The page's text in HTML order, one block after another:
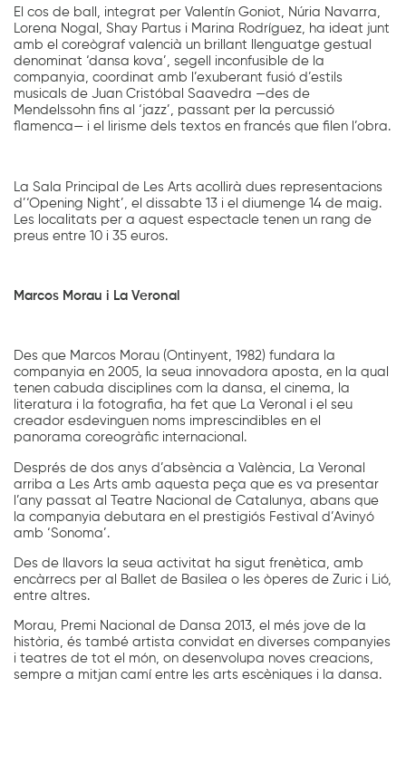
El cos de ball, integrat per Valentín Goniot, Núria Navarra,
Lorena Nogal, Shay Partus i Marina Rodríguez, ha ideat junt
amb el coreògraf valencià un brillant llenguatge gestual
denominat ‘dansa kova’, segell inconfusible de la
companyia, coordinat amb l’exuberant fusió d’estils
musicals de Juan Cristóbal Saavedra —des de
Mendelssohn fins al ‘jazz’, passant per la percussió
flamenca— i el lirisme dels textos en francés que filen l’obra.
La Sala Principal de Les Arts acollirà dues representacions
d’‘Opening Night’, el dissabte 13 i el diumenge 14 de maig.
Les localitats per a aquest espectacle tenen un rang de
preus entre 10 i 35 euros.
Marcos Morau i La Veronal
Des que Marcos Morau (Ontinyent, 1982) fundara la
companyia en 2005, la seua innovadora aposta, en la qual
tenen cabuda disciplines com la dansa, el cinema, la
literatura i la fotografia, ha fet que La Veronal i el seu
creador esdevinguen noms imprescindibles en el
panorama coreogràfic internacional.
Després de dos anys d’absència a València, La Veronal
arriba a Les Arts amb aquesta peça que es va presentar
l’any passat al Teatre Nacional de Catalunya, abans que
la companyia debutara en el prestigiós Festival d’Avinyó
amb ‘Sonoma’.
Des de llavors la seua activitat ha sigut frenètica, amb
encàrrecs per al Ballet de Basilea o les òperes de Zuric i Lió,
entre altres.
Morau, Premi Nacional de Dansa 2013, el més jove de la
història, és també artista convidat en diverses companyies
i teatres de tot el món, on desenvolupa noves creacions,
sempre a mitjan camí entre les arts escèniques i la dansa.